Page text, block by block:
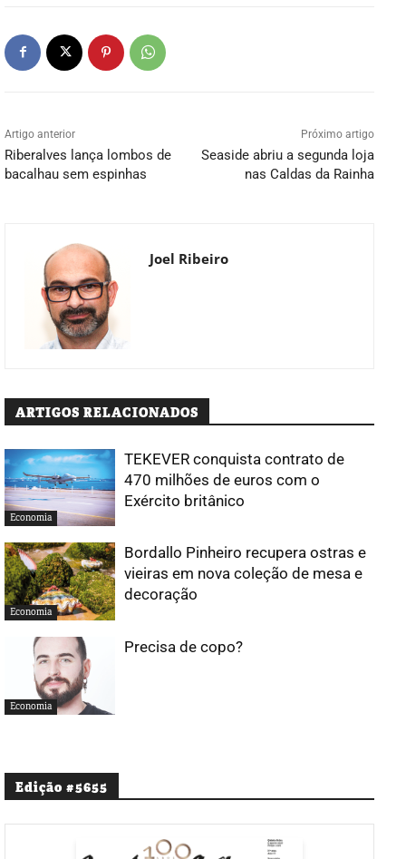
Artigo anterior
Riberalves lança lombos de
bacalhau sem espinhas
Próximo artigo
Seaside abriu a segunda loja
nas Caldas da Rainha
Joel Ribeiro
ARTIGOS RELACIONADOS
Economia
TEKEVER conquista contrato de
470 milhões de euros com o
Exército britânico
Economia
Bordallo Pinheiro recupera ostras e
vieiras em nova coleção de mesa e
decoração
Economia
Precisa de copo?
Edição #5655